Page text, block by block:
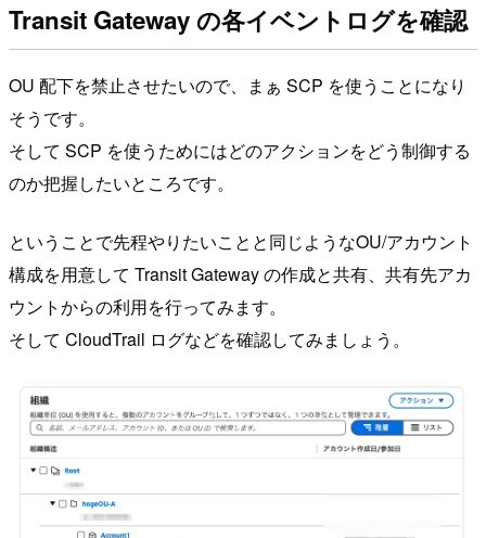
Transit Gateway の各イベントログを確認
OU 配下を禁止させたいので、まぁ SCP を使うことになり
そうです。
そして SCP を使うためにはどのアクションをどう制御する
のか把握したいところです。
ということで先程やりたいことと同じようなOU/アカウント
構成を用意して Transit Gateway の作成と共有、共有先アカ
ウントからの利用を行ってみます。
そして CloudTrail ログなどを確認してみましょう。